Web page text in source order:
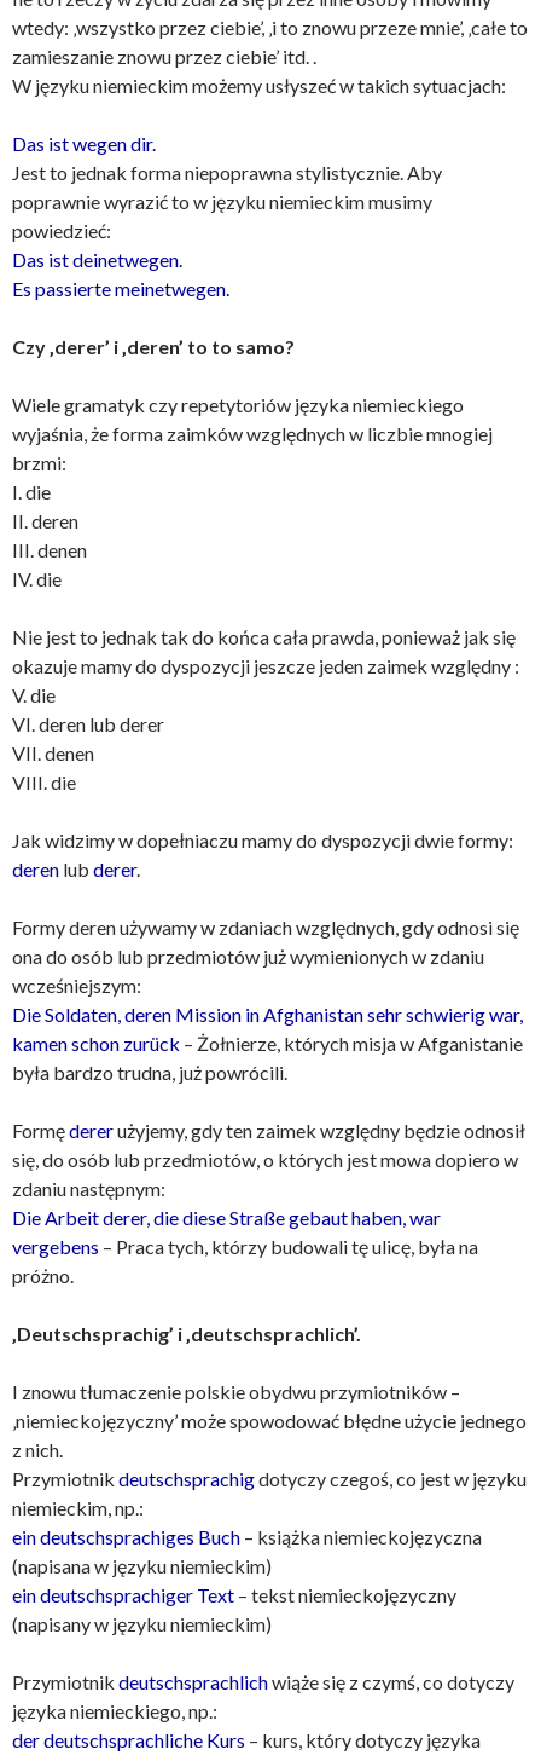
wtedy: ‚wszystko przez ciebie’, ‚i to znowu przeze mnie’, ‚całe to
zamieszanie znowu przez ciebie’ itd. .
W języku niemieckim możemy usłyszeć w takich sytuacjach:
Das ist wegen dir.
Jest to jednak forma niepoprawna stylistycznie. Aby
poprawnie wyrazić to w języku niemieckim musimy
powiedzieć:
Das ist deinetwegen.
Es passierte meinetwegen.
Czy ‚derer’ i ‚deren’ to to samo?
Wiele gramatyk czy repetytoriów języka niemieckiego
wyjaśnia, że forma zaimków względnych w liczbie mnogiej
brzmi:
I. die
II. deren
III. denen
IV. die
Nie jest to jednak tak do końca cała prawda, ponieważ jak się
okazuje mamy do dyspozycji jeszcze jeden zaimek względny :
V. die
VI. deren lub derer
VII. denen
VIII. die
Jak widzimy w dopełniaczu mamy do dyspozycji dwie formy:
deren lub derer.
Formy deren używamy w zdaniach względnych, gdy odnosi się
ona do osób lub przedmiotów już wymienionych w zdaniu
wcześniejszym:
Die Soldaten, deren Mission in Afghanistan sehr schwierig war,
kamen schon zurück – Żołnierze, których misja w Afganistanie
była bardzo trudna, już powrócili.
Formędererużyjemy, gdy ten zaimek względny będzie odnosił
się, do osób lub przedmiotów, o których jest mowa dopiero w
zdaniu następnym:
Die Arbeit derer, die diese Straße gebaut haben, war
vergebens – Praca tych, którzy budowali tę ulicę, była na
próżno.
‚Deutschsprachig’ i ‚deutschsprachlich’.
I znowu tłumaczenie polskie obydwu przymiotników –
‚niemieckojęzyczny’ może spowodować błędne użycie jednego
z nich.
Przymiotnik deutschsprachigdotyczy czegoś, co jest w języku
niemieckim, np.:
ein deutschsprachiges Buch – książka niemieckojęzyczna
(napisana w języku niemieckim)
ein deutschsprachiger Text – tekst niemieckojęzyczny
(napisany w języku niemieckim)
Przymiotnik deutschsprachlichwiąże się z czymś, co dotyczy
języka niemieckiego, np.:
der deutschsprachliche Kurs – kurs, który dotyczy języka